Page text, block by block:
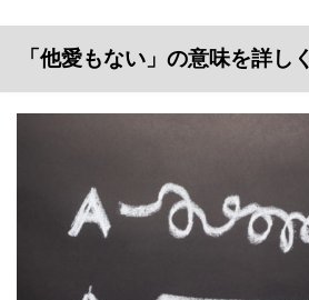
「他愛もない」の意味を詳しく